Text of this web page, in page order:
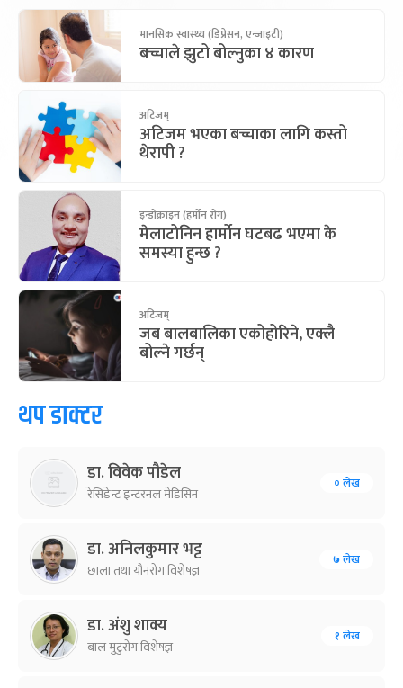
मानसिक स्वास्थ्य (डिप्रेसन, एन्जाइटी)
बच्चाले झुटो बोल्नुका ४ कारण
अटिजम्
अटिजम भएका बच्चाका लागि कस्तो
थेरापी ?
इन्डोक्राइन (हर्मोन रोग)
मेलाटोनिन हार्मोन घटबढ भएमा के
समस्या हुन्छ ?
अटिजम्
जब बालबालिका एकोहोरिने, एक्लै
बोल्ने गर्छन्
थप डाक्टर
डा. विवेक पौडेल
रेसिडेन्ट इन्टरनल मेडिसिन
० लेख
डा. अनिलकुमार भट्ट
छाला तथा यौनरोग विशेषज्ञ
७ लेख
डा. अंशु शाक्य
बाल मुटुरोग विशेषज्ञ
१ लेख